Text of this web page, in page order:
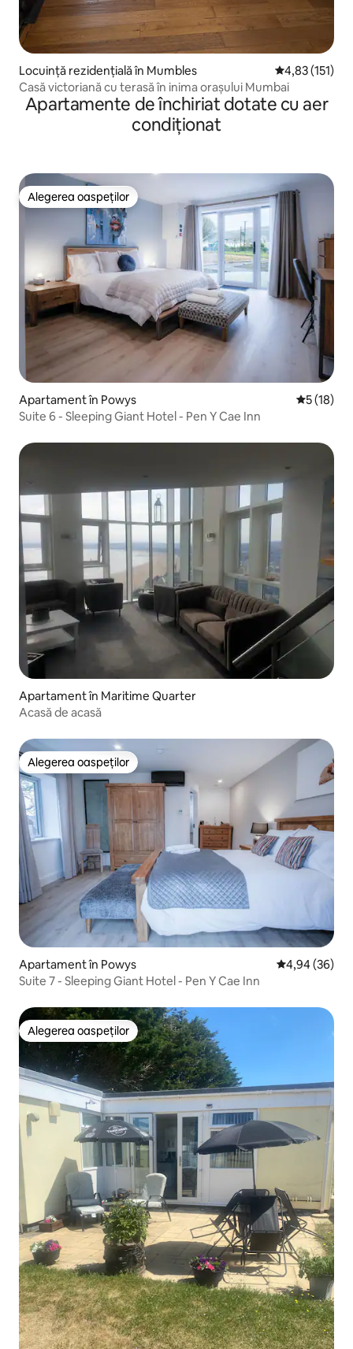
Locuință rezidențială în Mumbles Scor mediu
4,83 (151)
Casă victoriană cu terasă în inima orașului Mumbai
Apartamente de închiriat dotate cu aer
condiționat
Alegerea oaspeților
Alegerea oaspeților
Apartament în Powys Scor
5 (18)
Suite 6 - Sleeping Giant Hotel - Pen Y Cae Inn
Apartament în Maritime Quarter
Acasă de acasă
Alegerea oaspeților
Alegerea oaspeților
Apartament în Powys Scor mediu
4,94 (36)
Suite 7 - Sleeping Giant Hotel - Pen Y Cae Inn
Alegerea oaspeților
Alegerea oaspeților